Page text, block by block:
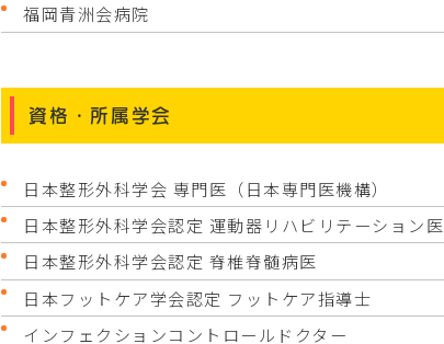
福岡青洲会病院
資格・所属学会
日本整形外科学会 専門医（日本専門医機構）
日本整形外科学会認定 運動器リハビリテーション医
日本整形外科学会認定 脊椎脊髄病医
日本フットケア学会認定 フットケア指導士
インフェクションコントロールドクター